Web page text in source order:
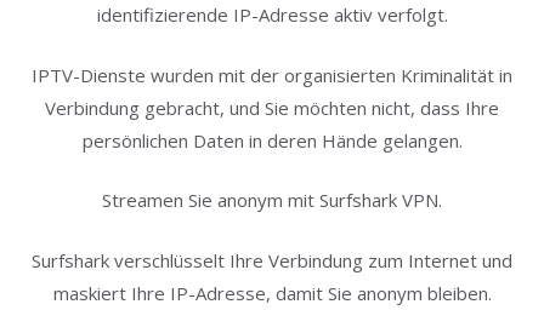
identifizierende IP-Adresse aktiv verfolgt.
IPTV-Dienste wurden mit der organisierten Kriminalität in
Verbindung gebracht, und Sie möchten nicht, dass Ihre
persönlichen Daten in deren Hände gelangen.
Streamen Sie anonym mit Surfshark VPN.
Surfshark verschlüsselt Ihre Verbindung zum Internet und
maskiert Ihre IP-Adresse, damit Sie anonym bleiben.